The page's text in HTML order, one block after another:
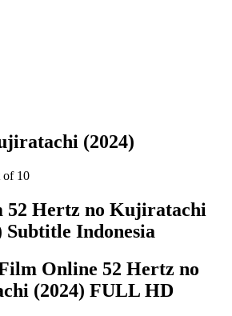
(2024)
of 10
52 Hertz no Kujiratachi
Subtitle Indonesia
Online 52 Hertz no
(2024) FULL HD